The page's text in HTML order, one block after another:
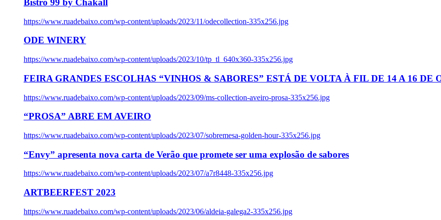
Bistro 99 by Chakall
https://www.ruadebaixo.com/wp-content/uploads/2023/11/odecollection-335x256.jpg
ODE WINERY
https://www.ruadebaixo.com/wp-content/uploads/2023/10/tp_tl_640x360-335x256.jpg
FEIRA GRANDES ESCOLHAS “VINHOS & SABORES” ESTÁ DE VOLTA À FIL DE 14 A 16 DE
https://www.ruadebaixo.com/wp-content/uploads/2023/09/ms-collection-aveiro-prosa-335x256.jpg
“PROSA” ABRE EM AVEIRO
https://www.ruadebaixo.com/wp-content/uploads/2023/07/sobremesa-golden-hour-335x256.jpg
“Envy” apresenta nova carta de Verão que promete ser uma explosão de sabores
https://www.ruadebaixo.com/wp-content/uploads/2023/07/a7r8448-335x256.jpg
ARTBEERFEST 2023
https://www.ruadebaixo.com/wp-content/uploads/2023/06/aldeia-galega2-335x256.jpg